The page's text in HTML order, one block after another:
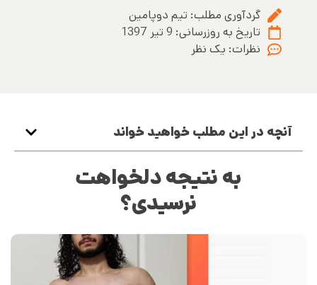
گردآوری مطلب: تیم دوپامین
تاریخ به روزرسانی: 9 تیر 1397
نظرات: یک نظر
آنچه در این مطلب خواهید خواند
به نتیجه دلخواهت
نرسیدی؟